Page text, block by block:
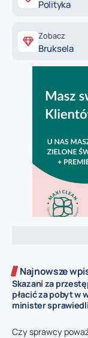
Polityka
Zobacz
Bruksela
Najnowsze
Skazani za
płacić za pobyt w
minister
Czy sprawcy